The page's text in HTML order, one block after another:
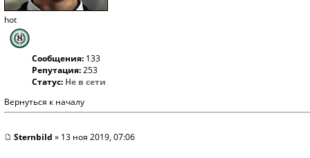
hot
Сообщения: 133
Репутация:253
Статус: Не в сети
Вернуться к началу
Sternbild » 13 ноя 2019, 07:06